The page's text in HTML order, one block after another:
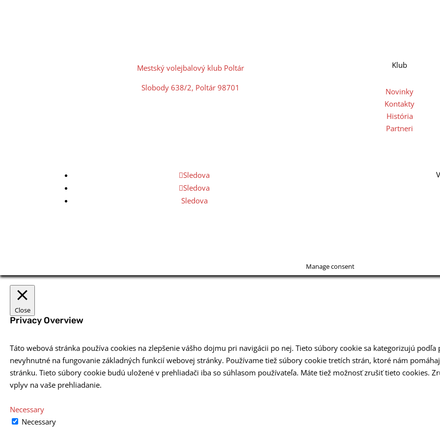
Mestský volejbalový klub Poltár
Slobody 638/2, Poltár 98701
Klub
Novinky
Kontakty
História
Partneri
Sledova
Sledova
Sledova
Manage consent
Close
Privacy Overview
Táto webová stránka používa cookies na zlepšenie vášho dojmu pri navigácii po nej. Tieto súbory cookie sa kategorizujú
nevyhnutné na fungovanie základných funkcií webovej stránky. Používame tiež súbory cookie tretích strán, ktoré nám
stránku. Tieto súbory cookie budú uložené v prehliadači iba so súhlasom používateľa. Máte tiež možnosť zrušiť tieto cookies.
vplyv na vaše prehliadanie.
Necessary
Necessary